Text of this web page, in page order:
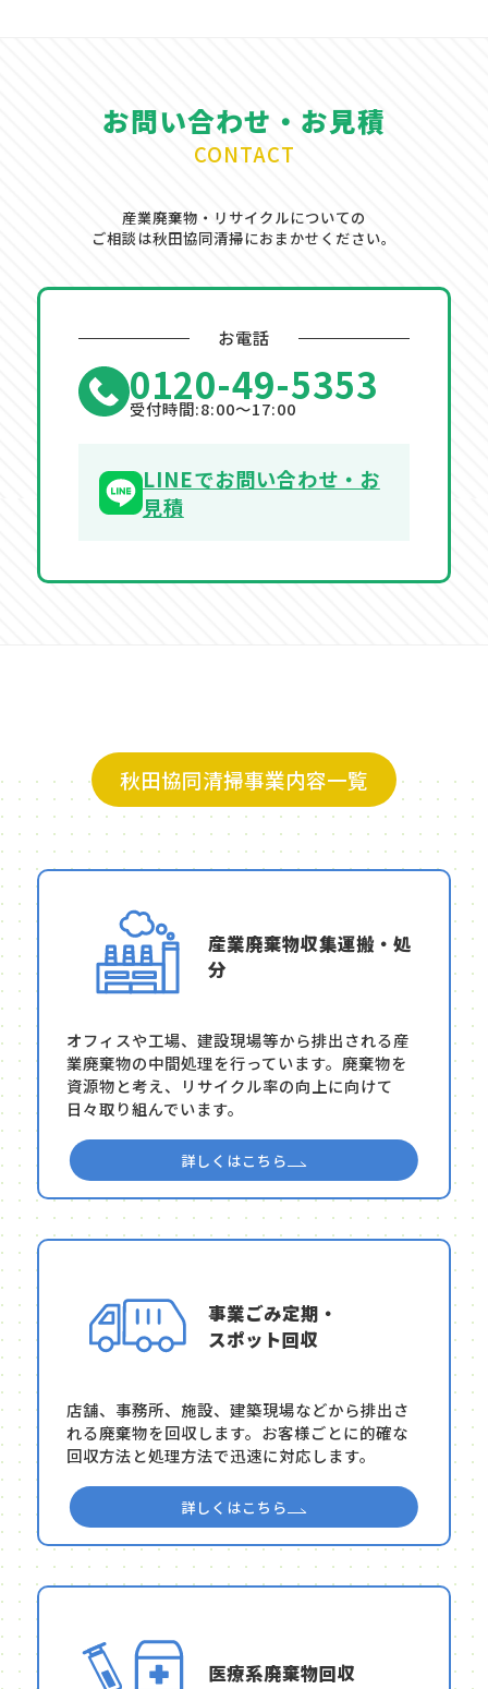
お問い合わせ・お見積
CONTACT
産業廃棄物・リサイクルについての
ご相談は秋田協同清掃におまかせください。
お電話
0120-49-5353
受付時間:8:00〜17:00
LINEでお問い合わせ・お
見積
秋田協同清掃事業内容一覧
産業廃棄物収集運搬・処
分
オフィスや工場、建設現場等から排出される産
業廃棄物の中間処理を行っています。廃棄物を
資源物と考え、リサイクル率の向上に向けて
日々取り組んでいます。
詳しくはこちら
事業ごみ定期・
スポット回収
店舗、事務所、施設、建築現場などから排出さ
れる廃棄物を回収します。お客様ごとに的確な
回収方法と処理方法で迅速に対応します。
詳しくはこちら
医療系廃棄物回収